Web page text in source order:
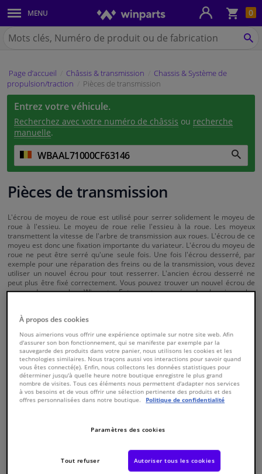
0
MENU
Carrosserie & tôles
Feux & ampoules
Freinage
Système d'échappement
Châssis & transmission
Refroidissement & chauffage
Pièces moteur & accessoires
Filtres & liquides
Bagages & transport
Fenêtres & accessoires
Intérieur & ameublement
Styling & Performance
Nettoyage & protection
Chercher
Winparts.be
Page d’accueil Châssis & transmission
Chassis & Système de
propulsion/traction
Pièces de transmission
Entrez votre véhicule.
Recherchez avec votre numéro de châssis ou recherche
manuelle.
Pièces de transmission
L'écrou de moyeu de roue est utilisé pour serrer solidement le moyeu de
roue à l'essieu. Le moyeu de roue relie l'essieu à la roue. Les moyeux
transmettent la vitesse de l'arbre de transmission aux roues. L'écrou de ce
moyeu est donc une fixation importante du variateur. L'écrou du moyeu de
roue ne peut être serré qu'une seule fois. Une fois l'écrou desserré, par
exemple pour une réparation des freins ou de la transmission, vous devez
utiliser un nouvel écrou pour tout resserrer. L'ancien écrou desserré ne
peut plus être fixé correctement. Vous pouvez trouver un nouvel écrou de
moyeu de roue chez Winparts. Entrez votre numéro de chassis ou les
26300 Produits
Chercher
Winparts.be
(Wallonie)
Roulement de roue
À propos des cookies
Nous aimerions vous offrir une expérience optimale sur notre site web. Afin
d'assurer son bon fonctionnement, qui se manifeste par exemple par la
sauvegarde des produits dans votre panier, nous utilisons les cookies et les
technologies similaires. Nous traçons aussi vos interactions pour savoir quand
vous êtes connecté(e). Enfin, nous collectons les données statistiques pour
déterminer jusqu'à quelle heure notre boutique enregistre le plus grand
nombre de visites. Tous ces éléments nous permettent d'adapter nos services
à vos besoins et de vous offrir une sélection pertinente des produits et des
offres personnalisées dans notre boutique.
Politique de confidentialité
Paramètres des cookies
Tout refuser Autoriser tous les cookies